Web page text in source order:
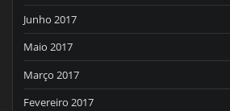
Junho 2017
Maio 2017
Março 2017
Fevereiro 2017